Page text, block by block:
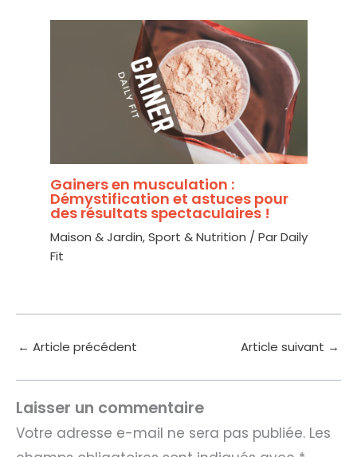
Gainers en musculation :
Démystification et astuces pour
des résultats spectaculaires !
Maison & Jardin,Sport & Nutrition / ParDaily
Fit
← Article précédent Article suivant →
Laisser un commentaire
Votre adresse e-mail ne sera pas publiée. Les